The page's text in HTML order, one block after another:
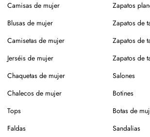
íntegramente en piel.
Altura tacón: 6.5 cm
Material: Piel
tintorería, especialmente en prendas con
secar en percha y a la sombra para
color.
¿Vas a usar lavadora? Elige un programa
puedan dañar el tejido.
Para el planchado, utiliza temperatura
plancha del revés. Así evitarás brillos o
Camisas de mujer
Blusas de mujer
Camisetas de mujer
Jerséis de mujer
Chaquetas de mujer
Chalecos de mujer
Tops
Faldas
Zapatos
Zapatos de
Zapatos de
Zapatos de
Salones
Botines
Botas de
Sandalias